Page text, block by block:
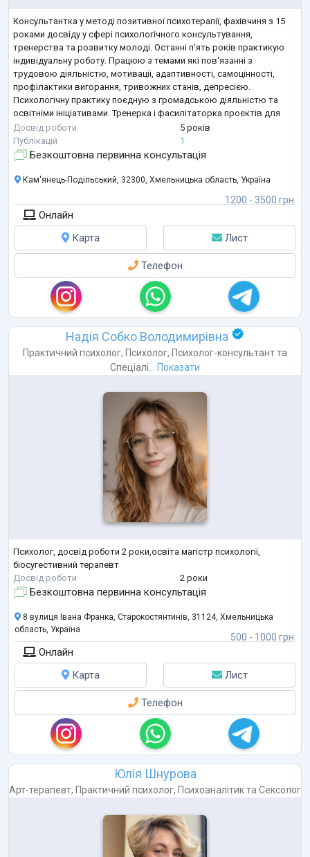
Консультантка у методі позитивної психотерапії, фахівчиня з 15
роками досвіду у сфері психологічного консультування,
тренерства та розвитку молоді. Останні п'ять років практикую
індивідуальну роботу. Працюю з темами які пов'язанні з
трудовою діяльністю, мотивації, адаптивності, самоцінності,
профілактики вигорання, тривожних станів, депресією.
Психологічну практику поєдную з громадською діяльністю та
освітніми ініціативами. Тренерка і фасилітаторка проєктів для
жінок, молоді, ВПО, ветеранів та соціальних підприємців у
партнерстві з ГО, міжнар
Досвід роботи
5 років
Публікацій
1
Безкоштовна первинна консультація
1200 - 3500 грн
Кам'янець-Подільський, 32300, Хмельницька область, Україна
Онлайн
Карта
Лист
Телефон
Надія Собко Володимирівна
Практичний психолог, Психолог, Психолог-консультантта
Спеціалі... Показати
Психолог, досвід роботи 2 роки,освіта магістр психології,
біосугестивний терапевт
Досвід роботи
2 роки
Безкоштовна первинна консультація
500 - 1000 грн
8 вулиця Івана Франка, Старокостянтинів, 31124, Хмельницька
область, Україна
Онлайн
Карта
Лист
Телефон
Юлія Шнурова
Арт-терапевт, Практичний психолог, Психоаналітикта Сексолог